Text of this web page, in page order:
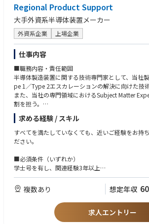
■幅広いキャリアパス
※本ポジションからのキャリアパスとなります※
1. ジュニアFSE → シニアFSE
より複雑な装置や顧客対応を担当
チームリーダーとして新人育成やプロジェクト管
2. テクニカルスペシャリスト
特定装置や工程に特化した専門家
顧客への高度な技術提案やトラブル解決をリード
3. フィールドプロセスエンジニア／リージョナル
顧客要求に基づくプロセス条件の確立、評価、改
新装置のプロセス立ち上げや歩留まり改善、次世
4. テクニカルサポート／アプリケーションエンジニ
顧客からの技術問い合わせ対応、製品改善へのフ
5. マネジメント職（チームリーダー → マネージャ
顧客からの技術問い合わせ対応、製品改善へのフィ
6. 営業・カスタマーサクセス・コンサルティング
技術知識を活かしたソリューション提案型営業
顧客の生産性改善や新技術導入支援
い職場です。
■描けるキャリアパス
投資規模、投資期間の長い半導体製造領域におけ
備投資戦略、委託戦略といった、幅広い経験を経
ートへのキャリアを目指すことができます。 また
トを目指すことや、他の経営戦略領域へのキャリ
す。 また、製造現場での生産管理、生産戦略実務
外現地工場の経験も可能です。
※本求人はジェネラル・エンプロイメント・コント
なるため 将来的に別の職務領域や技術領域に異動
合わせて、全国の支社、工場、営業所への転勤可能
■求人部署からのメッセージ
弊社は、スマートフォン・一眼カメラ・車載・セ
め、今後来るべきAI/IoT社会を実現する為のキーデ
メージセンサーの世界トップクラスのサプライヤ
規模が大きく、投資期間長いため、中長期の戦略
大きく影響を及ぼします。 関係するステークホル
ありますが、業界をけん引するプレイヤーとして
Regional Product Support
大手外資系半導体装置メーカー
外資系企業 上場企業
仕事内容
■職務内容・責任範囲
半導体製造装置に関する技術専門家として、当社
pe 1／Type 2エスカレーションの解決に向けた技
また、当社の専門領域におけるSubject Matter
割を担う。
アカウントチーム、顧客、プロダクトエンジニア
るマトリックス組織において、プロジェクトおよ
をリードする。当社のRPSプロセスを活用し、モ
する。
きるセルフスターターであること。
顧客およびアカウントチームの技術的要件をエン
トグループへ代表して伝え、エンジニアリングCIP
メント更新を通じた改善を推進する。
求める経験 / スキル
すべてを満たしていなくても、近いご経験をお持
ださい。
■必須条件（いずれか）
学士号を有し、関連経験3年以上
または、修士号を有し、関連経験3年以上
または、実務経験なしの博士号取得者
または、上記に相当する実務経験を有する方
複数あり 想定年収
求人エントリー